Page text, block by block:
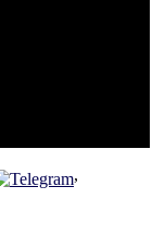
,